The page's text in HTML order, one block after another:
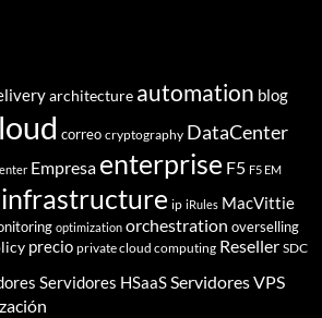
architecture automation blog
correo cryptography DataCenter
Empresa enterprise F5 F5 EM
infrastructure ip iRules MacVittie
optimization orchestration overselling
precio private cloud computing Reseller SDC
Servidores HSaaSServidores VPS